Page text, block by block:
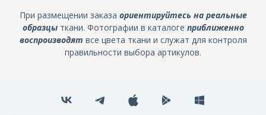
При размещении заказа ориентируйтесь на реальные
образцыткани. Фотографии в каталоге приближенно
воспроизводят все цвета ткани и служат для контроля
правильности выбора артикулов.